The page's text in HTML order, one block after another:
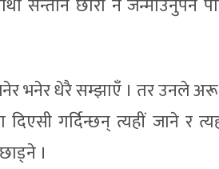
भनेर धेरै सम्झाएँ । तर उनले
गर्दिन्छन् त्यहीं जाने र
।